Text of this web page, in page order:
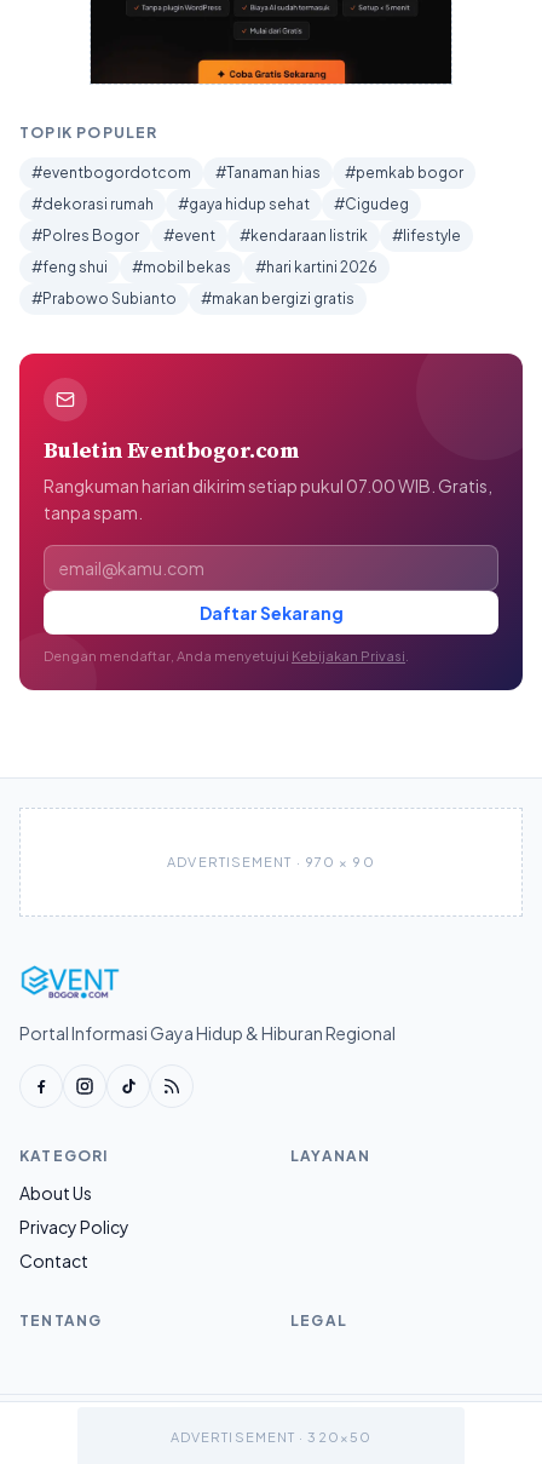
TOPIK POPULER
#eventbogordotcom #Tanaman hias
#pemkab bogor
#dekorasi rumah
#gaya hidup sehat
#Cigudeg
#Polres Bogor
#event #kendaraan listrik
#lifestyle
#feng shui
#mobil bekas
#hari kartini 2026
#Prabowo Subianto
#makan bergizi gratis
Buletin Eventbogor.com
Rangkuman harian dikirim setiap pukul 07.00 WIB. Gratis,
tanpa spam.
Alamat email
Daftar Sekarang
Dengan mendaftar, Anda menyetujui Kebijakan Privasi
ADVERTISEMENT · 970 × 90
Portal Informasi Gaya Hidup & Hiburan Regional
KATEGORI
About Us
Privacy Policy
Contact
LAYANAN
TENTANG LEGAL
v1.0.0 Sitemap Ke atas
ADVERTISEMENT · 320×50